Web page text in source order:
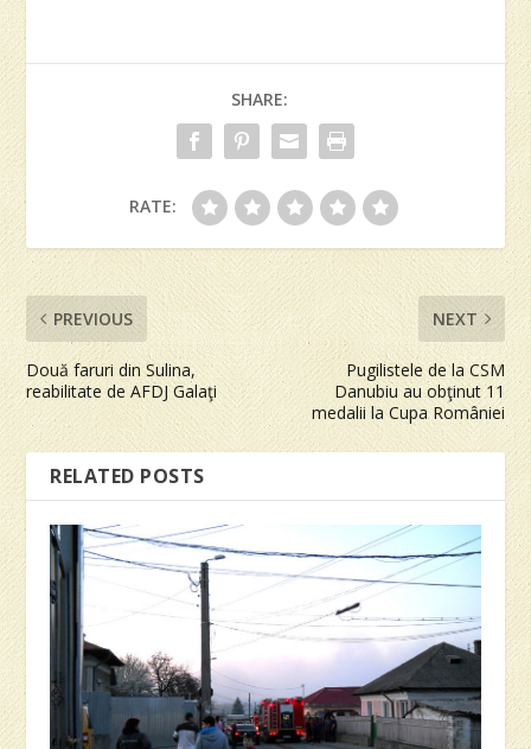
SHARE:
RATE:
PREVIOUS
Două faruri din Sulina,
reabilitate de AFDJ Galaţi
NEXT
Pugilistele de la CSM
Danubiu au obţinut 11
medalii la Cupa României
RELATED POSTS